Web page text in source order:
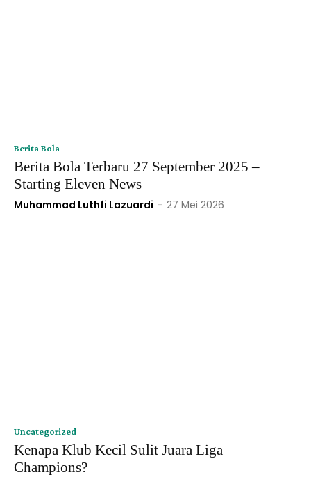
Berita Bola
Berita Bola Terbaru 27 September 2025 –
Starting Eleven News
Muhammad Luthfi Lazuardi - 27 Mei 2026
Uncategorized
Kenapa Klub Kecil Sulit Juara Liga
Champions?